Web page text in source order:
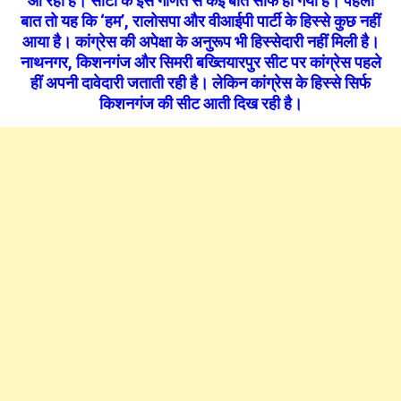
बात तो यह कि ‘हम’, रालोसपा और वीआईपी पार्टी के हिस्से कुछ नहीं
आया है। कांग्रेस की अपेक्षा के अनुरूप भी हिस्सेदारी नहीं मिली है।
नाथनगर, किशनगंज और सिमरी बख्तियारपुर सीट पर कांग्रेस पहले
हीं अपनी दावेदारी जताती रही है। लेकिन कांग्रेस के हिस्से सिर्फ
किशनगंज की सीट आती दिख रही है।